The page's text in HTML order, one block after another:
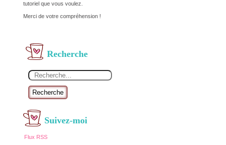
tutoriel que vous voulez.
Merci de votre compréhension !
Recherche
Recherche
Suivez-moi
Flux RSS